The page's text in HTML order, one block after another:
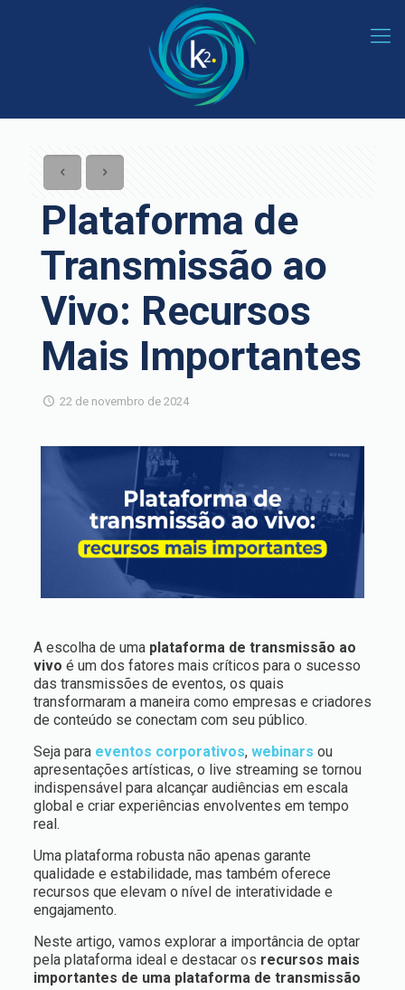
Plataforma de
Transmissão ao
Vivo: Recursos
Mais Importantes
22 de novembro de 2024
A escolha de uma plataforma de transmissão ao
vivo é um dos fatores mais críticos para o sucesso
das transmissões de eventos, os quais
transformaram a maneira como empresas e criadores
de conteúdo se conectam com seu público.
Seja para eventos corporativos, webinars ou
apresentações artísticas, o live streaming se tornou
indispensável para alcançar audiências em escala
global e criar experiências envolventes em tempo
real.
Uma plataforma robusta não apenas garante
qualidade e estabilidade, mas também oferece
recursos que elevam o nível de interatividade e
engajamento.
Neste artigo, vamos explorar a importância de optar
pela plataforma ideal e destacar os recursos mais
importantes de uma plataforma de transmissão